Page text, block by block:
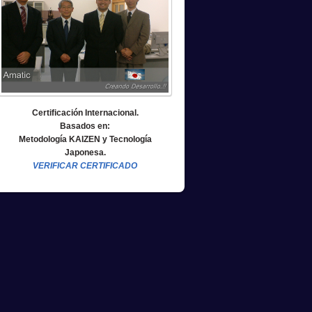
Certificación Internacional.
Basados en:
Metodología KAIZEN y Tecnología
Japonesa.
VERIFICAR CERTIFICADO